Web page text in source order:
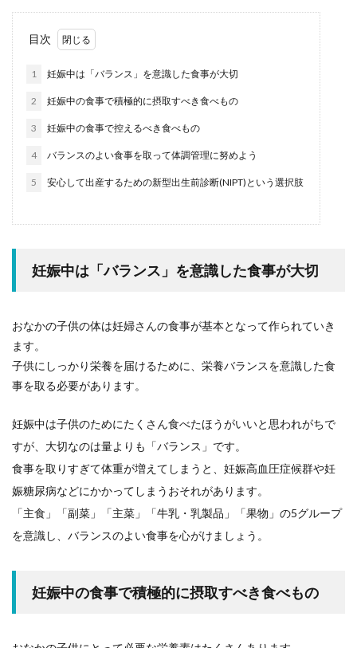
目次
1 妊娠中は「バランス」を意識した食事が大切
2 妊娠中の食事で積極的に摂取すべき食べもの
3 妊娠中の食事で控えるべき食べもの
4 バランスのよい食事を取って体調管理に努めよう
5 安心して出産するための新型出生前診断(NIPT)という選択肢
妊娠中は「バランス」を意識した食事が大切
おなかの子供の体は妊婦さんの食事が基本となって作られていき
ます。
子供にしっかり栄養を届けるために、栄養バランスを意識した食
事を取る必要があります。
妊娠中は子供のためにたくさん食べたほうがいいと思われがちで
すが、大切なのは量よりも「バランス」です。
食事を取りすぎて体重が増えてしまうと、妊娠高血圧症候群や妊
娠糖尿病などにかかってしまうおそれがあります。
「主食」「副菜」「主菜」「牛乳・乳製品」「果物」の5グループ
を意識し、バランスのよい食事を心がけましょう。
妊娠中の食事で積極的に摂取すべき食べもの